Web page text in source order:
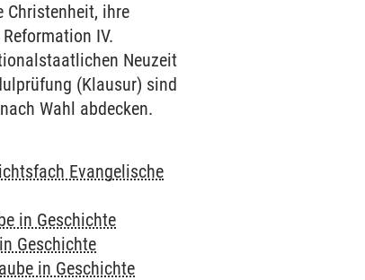
Christenheit, ihre
IV.
Neuzeit
(Klausur) sind
Wahl abdecken.
Evangelische
in Geschichte
Geschichte
in Geschichte